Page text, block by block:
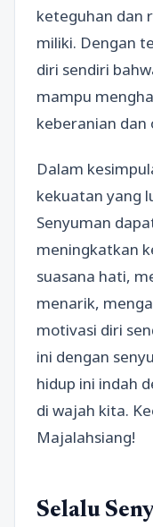
keteguhan dan
miliki. Dengan
diri sendiri
mampu
keberanian dan
Dalam
kekuatan yang
Senyuman
meningkatkan
suasana hati,
menarik,
motivasi diri
ini dengan
hidup ini indah
di wajah kita.
Majalahsiang!
Selalu